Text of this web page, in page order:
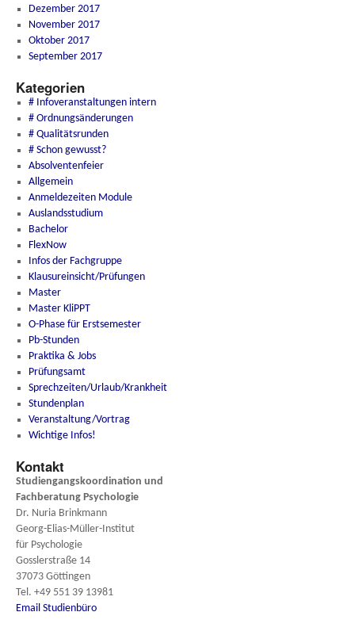
Dezember 2017
November 2017
Oktober 2017
September 2017
Kategorien
# Infoveranstaltungen intern
# Ordnungsänderungen
# Qualitätsrunden
# Schon gewusst?
Absolventenfeier
Allgemein
Anmeldezeiten Module
Auslandsstudium
Bachelor
FlexNow
Infos der Fachgruppe
Klausureinsicht/Prüfungen
Master
Master KliPPT
O-Phase für Erstsemester
Pb-Stunden
Praktika & Jobs
Prüfungsamt
Sprechzeiten/Urlaub/Krankheit
Stundenplan
Veranstaltung/Vortrag
Wichtige Infos!
Kontakt
Studiengangskoordination und
Fachberatung Psychologie
Dr. Nuria Brinkmann
Georg-Elias-Müller-Institut
für Psychologie
Gosslerstraße 14
37073 Göttingen
Tel. +49 551 39 13981
Email Studienbüro